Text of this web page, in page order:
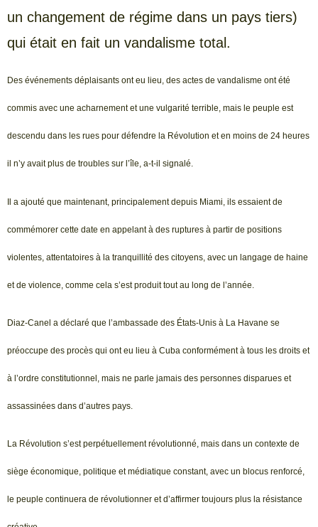
un changement de régime dans un pays tiers)
qui était en fait un vandalisme total.
Des événements déplaisants ont eu lieu, des actes de vandalisme ont été
commis avec une acharnement et une vulgarité terrible, mais le peuple est
descendu dans les rues pour défendre la Révolution et en moins de 24 heures
il n’y avait plus de troubles sur l’île, a-t-il signalé.
Il a ajouté que maintenant, principalement depuis Miami, ils essaient de
commémorer cette date en appelant à des ruptures à partir de positions
violentes, attentatoires à la tranquillité des citoyens, avec un langage de haine
et de violence, comme cela s’est produit tout au long de l’année.
Diaz-Canel a déclaré que l’ambassade des États-Unis à La Havane se
préoccupe des procès qui ont eu lieu à Cuba conformément à tous les droits et
à l’ordre constitutionnel, mais ne parle jamais des personnes disparues et
assassinées dans d’autres pays.
La Révolution s’est perpétuellement révolutionné, mais dans un contexte de
siège économique, politique et médiatique constant, avec un blocus renforcé,
le peuple continuera de révolutionner et d’affirmer toujours plus la résistance